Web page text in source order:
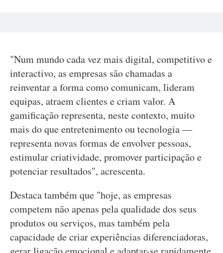
"Num mundo cada vez mais digital, competitivo e
interactivo, as empresas são chamadas a
reinventar a forma como comunicam, lideram
equipas, atraem clientes e criam valor. A
gamificação representa, neste contexto, muito
mais do que entretenimento ou tecnologia —
representa novas formas de envolver pessoas,
estimular criatividade, promover participação e
potenciar resultados", acrescenta.
Destaca também que "hoje, as empresas
competem não apenas pela qualidade dos seus
produtos ou serviços, mas também pela
capacidade de criar experiências diferenciadoras,